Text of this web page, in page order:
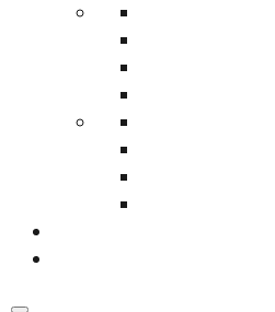
/ Produkter märkta
Aspergers